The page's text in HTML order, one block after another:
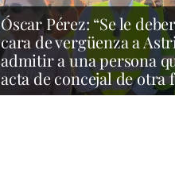
Óscar Pérez: “Se le
cara de vergüenza a
admitir a una persona
acta de concejal de otra